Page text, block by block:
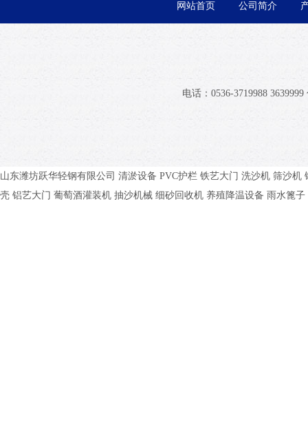
网站首页 公司简介
电话：0536-3719988
山东潍坊跃华轻钢有限公司 清淤设备 PVC护栏 铁艺大门 洗沙机 筛沙机
壳 铝艺大门 葡萄酒灌装机 抽沙机械 细砂回收机 养殖降温设备 雨水篦子